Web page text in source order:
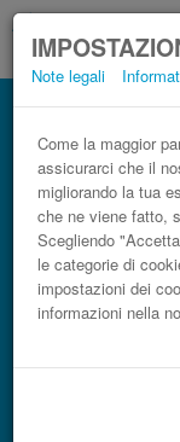
Note legali
Come la maggior
assicurarci che il
migliorando la tua
che ne viene fatto,
Scegliendo
le categorie di
impostazioni dei
informazioni nella
Autobus
Prenota il